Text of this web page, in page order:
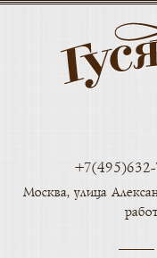
Москва, улица